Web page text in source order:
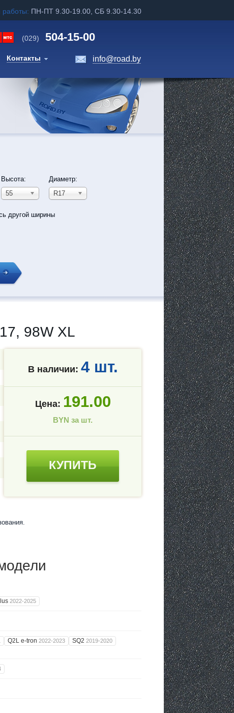
работы: ПН-ПТ 9.30-19.00, СБ 9.30-14.30
(029) 504-15-00
Контакты info@road.by
Высота:
55
Диаметр:
R17
другой ширины
98W XL
В наличии: 4 шт.
Цена: 191.00
BYN за шт.
КУПИТЬ
2022-2025
Q2L e-tron 2022-2023 SQ2 2019-2020